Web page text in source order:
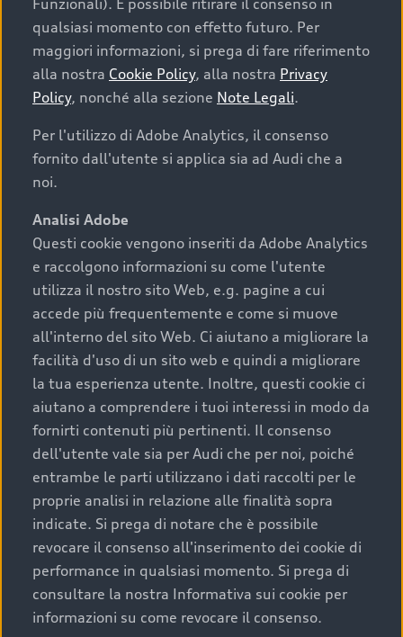
Cosa sapere prima di
acquistare la tua prossima
auto
I requisiti fondamentali da considerare prima di
acquistare un’auto usata, oltre al prezzo e all'aspetto,
chilometraggio: un valore contenuto corrisponde a
uno stato migliore del veicolo e a una maggiore
durata nel tempo;
cronologia dei tagliandi: una documentazione
completa della vettura certifica una manutenzione
costante e accurata;
condizioni della carrozzeria e degli interni: una
buona conservazione evidenzia cura e attenzione del
precedente proprietario;
efficienza meccanica: motore, trasmissione e
componenti principali in ottimo stato garantiscono
prestazioni affidabili e sicure.
Acquistare un’auto usata in una Concessionaria ufficiale
Audi che offre l’usato garantito tramite Audi Prima
Scelta :plus, significa affidarsi ad un prodotto che viene
sottoposto a 110 controlli approfonditi e coperto da
Funzionali). È possibile ritirare il consenso in
qualsiasi momento con effetto futuro. Per
maggiori informazioni, si prega di fare riferimento
alla nostra Cookie Policy, alla nostra Privacy
Policy, nonché alla sezione Note Legali.
Per l'utilizzo di Adobe Analytics, il consenso
fornito dall'utente si applica sia ad Audi che a
noi.
Analisi Adobe
Questi cookie vengono inseriti da Adobe Analytics
e raccolgono informazioni su come l'utente
utilizza il nostro sito Web, e.g. pagine a cui
accede più frequentemente e come si muove
all'interno del sito Web. Ci aiutano a migliorare la
facilità d'uso di un sito web e quindi a migliorare
la tua esperienza utente. Inoltre, questi cookie ci
aiutano a comprendere i tuoi interessi in modo da
fornirti contenuti più pertinenti. Il consenso
dell'utente vale sia per Audi che per noi, poiché
entrambe le parti utilizzano i dati raccolti per le
proprie analisi in relazione alle finalità sopra
indicate. Si prega di notare che è possibile
revocare il consenso all'inserimento dei cookie di
performance in qualsiasi momento. Si prega di
consultare la nostra Informativa sui cookie per
informazioni su come revocare il consenso.